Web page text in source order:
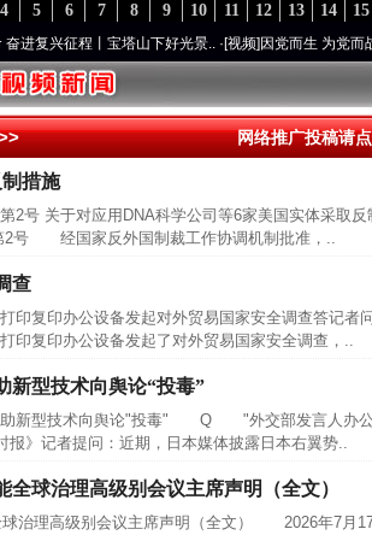
15
14
13
12
11
10
9
8
7
6
5
4
兴征程丨宝塔山下好光景..·[视频] 因党而生 为党而战——
网络推广投稿请
措施
2号 关于对应用DNA科学公司等6家美国实体采取反
2号 经国家反外国制裁工作协调机制批准，..
查
复印办公设备发起对外贸易国家安全调查答记
印复印办公设备发起了对外贸易国家安全调查，..
新型技术向舆论“投毒”
新型技术向舆论"投毒" Q "外交部发言人办公
报》记者提问：近期，日本媒体披露日本右翼势..
球治理高级别会议主席声明（全文）
球治理高级别会议主席声明（全文） 2026年7月